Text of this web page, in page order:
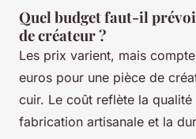
Quel budget faut-il
de créateur ?
Les prix varient, mais
euros pour une pièce de
cuir. Le coût reflète la
fabrication artisanale et la